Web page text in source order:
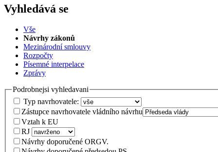
Vyhledává se
Vše
Návrhy zákonů
Mezinárodní smlouvy
Rozpočty
Písemné interpelace
Zprávy
Podrobnejsi vyhledavani
Typ navrhovatele:
Zástupce navrhovatele vládního návrhu
Vztah k EU
RJ
Návrhy doporučené ORGV.